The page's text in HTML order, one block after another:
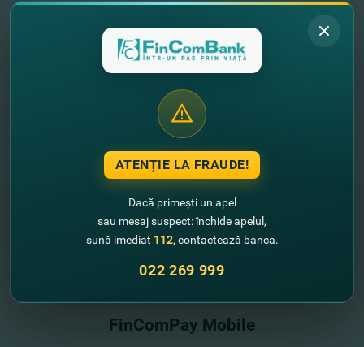
Schemei de Garantare a Depozitelor
FinComPay Mobile
ATENȚIE LA FRAUDE!
Dacă primești un apel
sau mesaj suspect: închide apelul,
sună imediat 112, contactează banca.
022 269 999